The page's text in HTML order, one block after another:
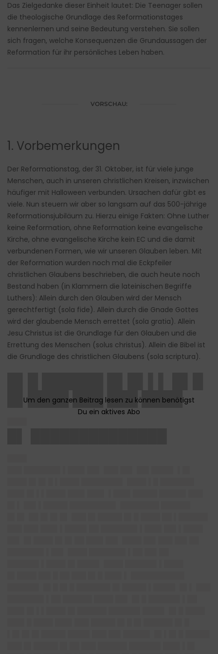
Das Zielgedanke dieser Einheit lautet: Die Teenager sollen
die theologische Grundlage des Reformationstages
kennenlernen und seine Bedeutung verstehen. Sie sollen
sich fragen, welche Konsequenzen die Grundaussagen der
Reformation für ihr persönliches Leben haben.
VORSCHAU:
1. Vorbemerkungen
Der Reformationstag, der 31. Oktober, ist für viele junge
Menschen, auch in unseren christlichen Kreisen, inzwischen
häufiger mit Halloween verbunden. Ursachen dafür gibt es
viele. Nun steuern wir aber so langsam auf das 500-jährige
Reformationsjubiläum zu. Hierzu einige Fakten: Ohne Luther
keine Reformation, ohne Reformation keine evangelische
Kirche, ohne evangelische Kirche kein EC und die damit
verbundenen Formen, wie wir unseren Glauben leben. Mit
der Reformation wurden noch mal die Eckpfeiler
christlichen Glaubens beschrieben, die auch heute noch
Bestand haben (in Klammern die lateinischen Begriffe
Luthers): Allein durch den Glauben wird der Mensch
gerechtfertigt (sola fide). Allein durch die Gnade Gottes
wird der glaubende Mensch errettet (sola gratia). Allein
Jesu Christus ist die Grundlage für den Glauben und die
Errettung des Menschen (solus christus). Allein die Bibel ist
die Grundlage des christlichen Glaubens (sola scriptura).
█▌████ ███ ███ ████